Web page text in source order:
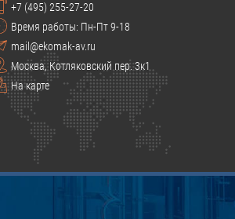
+7 (495) 255-27-20
Время работы: Пн-Пт 9-18
mail@ekomak-av.ru
Москва, Котляковский пер. 3к1
На карте